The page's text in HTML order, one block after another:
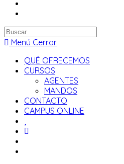
Buscar
en
web
Menú Cerrar
QUÉ OFRECEMOS
CURSOS
AGENTES
MANDOS
CONTACTO
CAMPUS ONLINE